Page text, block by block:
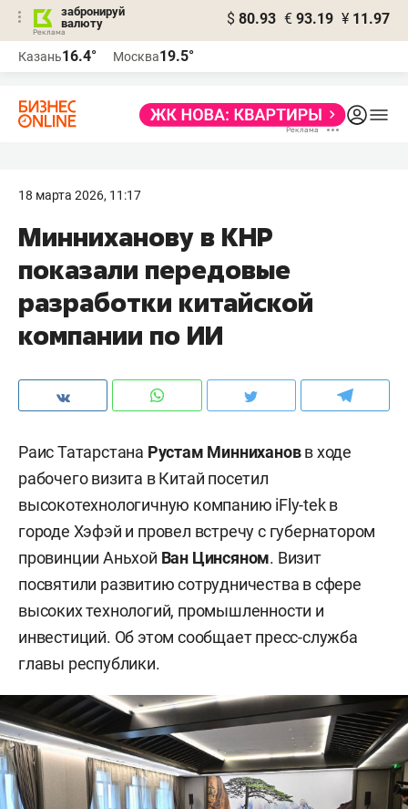
забронируй
валюту
$ 80.93 € 93.19 ¥ 11.97
Казань16.4° Москва19.5°
18 марта 2026, 11:17
Минниханову в КНР
показали передовые
разработки китайской
компании по ИИ
Раис Татарстана Рустам Миннихановв ходе
рабочего визита в Китай посетил
высокотехнологичную компанию iFly-tek в
городе Хэфэй и провел встречу с губернатором
провинции Аньхой Ван Цинсяном. Визит
посвятили развитию сотрудничества в сфере
высоких технологий, промышленности и
инвестиций. Об этом сообщает пресс-служба
главы республики.